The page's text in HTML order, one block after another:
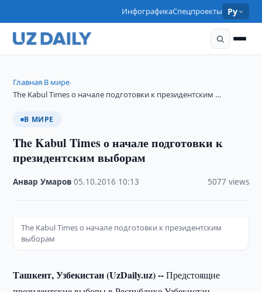
ИнфографикаСпецпроекты Ру
Главная›В мире›
The Kabul Times о начале подготовки к президентским …
В МИРЕ
The Kabul Times о начале подготовки к
президентским выборам
Анвар Умаров ·05.10.2016 10:13 5077 views
The Kabul Times о начале подготовки к президентским
выборам
Ташкент, Узбекистан (UzDaily.uz) --Предстоящие